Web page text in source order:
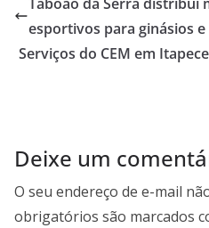
esportivos para ginásios
Serviços do CEM em
Deixe um
O seu endereço de e-mail
obrigatórios são marcados